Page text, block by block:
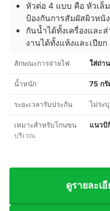
หัวต่อ 4 แบบ คือ หัวเ
ป้องกันการสัมผัสผิวหนัง
กันน้ำได้ทั้งเครื่องและ
งานได้ทั้งแห้งและเปียก
ลักษณะการจ่ายไฟ ใส่ถ่าน
น้ำหนัก 75 กรั
ระยะเวลารับประกัน ไม่ระบุ
เหมาะสำหรับโกนขน
บริเวณ
แนวบิ
ดูรายละเ